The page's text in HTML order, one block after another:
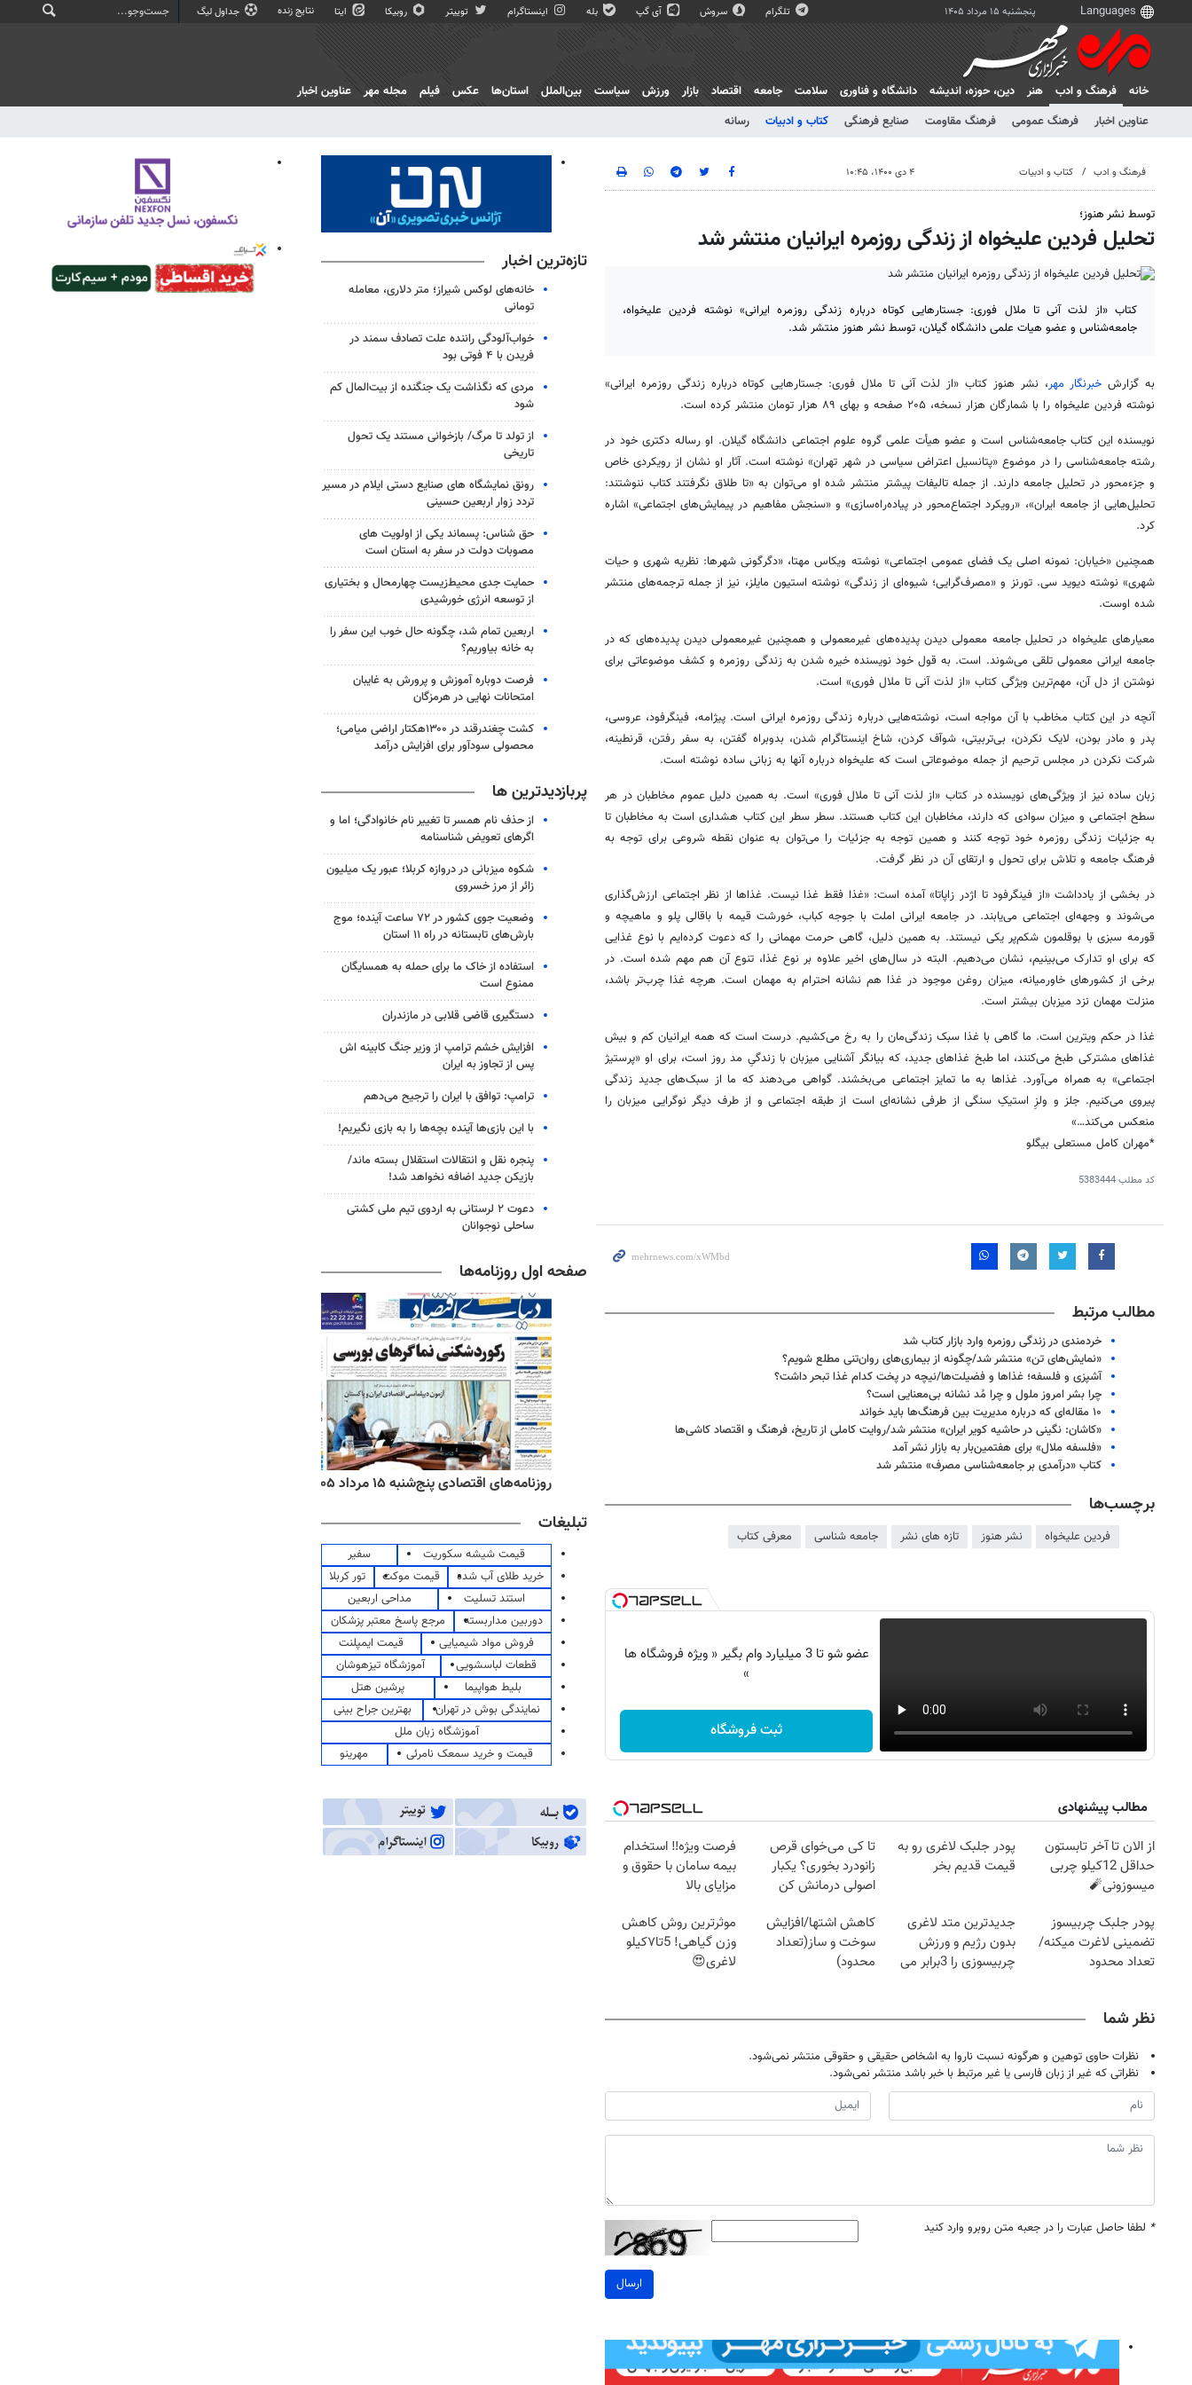
پنجشنبه ۱۵ مرداد ۱۴۰۵ تلگرام سروش آی گپ بله اینستاگرام توییتر روبیکا ایتا نتایج زنده جداول لیگ
خانه
فرهنگ و ادب
عناوین اخبار
فرهنگ عمومی فرهنگ مقاومت صنایع فرهنگی کتاب و ادبیات رسانه
هنر دين، حوزه، انديشه دانشگاه و فناوری سلامت جامعه اقتصاد بازار ورزش سیاست بین‌الملل استان‌ها عکس فیلم مجله مهر عناوین اخبار
فرهنگ و ادب کتاب و ادبیات ۴ دی ۱۴۰۰، ۱۰:۴۵
توسط نشر هنوز؛
تحلیل فردین علیخواه از زندگی روزمره ایرانیان منتشر شد
کتاب «از لذت آنی تا ملال فوری: جستارهایی کوتاه درباره زندگی روزمره ایرانی» نوشته فردین علیخواه،
جامعه‌شناس و عضو هیات علمی دانشگاه گیلان، توسط نشر هنوز منتشر شد.
به گزارشخبرنگار مهر، نشر هنوز کتاب «از لذت آنی تا ملال فوری: جستارهایی کوتاه درباره زندگی روزمره ایرانی»
نوشته فردین علیخواه را با شمارگان هزار نسخه، ۲۰۵ صفحه و بهای ۸۹ هزار تومان منتشر کرده است.
نویسنده این کتاب جامعه‌شناس است و عضو هیأت علمی گروه علوم اجتماعی دانشگاه گیلان. او رساله دکتری خود در
رشته جامعه‌شناسی را در موضوع «پتانسیل اعتراض سیاسی در شهر تهران» نوشته است. آثار او نشان از رویکردی خاص
و جزءمحوردر تحلیل جامعه دارند. از جمله تالیفاتپیشتر منتشر شده او می‌توان به «تا طلاق نگرفتند کتاب ننوشتند:
تحلیل‌هایی از جامعه ایران»، «رویکرد اجتماع‌محور در پیاده‌راه‌سازی» و «سنجش مفاهیم در پیمایش‌های اجتماعی» اشاره
کرد.
همچنین «خیابان: نمونه اصلی یک فضای عمومی اجتماعی» نوشته ویکاس مهتا، «دگرگونی شهرها: نظریه شهری و حیات
شهری» نوشته دیوید سی.تورنز و «مصرف‌گرایی؛ شیوه‌ای از زندگی» نوشته استیون مایلز، نیز از جمله ترجمه‌های منتشر
شده اوست.
معیارهای علیخواه در تحلیل جامعه معمولی دیدن پدیده‌های غیرمعمولی و همچنین غیرمعمولی دیدن پدیده‌های که در
جامعه ایرانی معمولی تلقی می‌شوند. است. به قول خود نویسنده خیره شدن به زندگی روزمره و کشف موضوعاتی برای
نوشتن از دل آن، مهم‌ترین ویژگی کتاب «از لذت آنی تا ملال فوری» است.
آنچه در این کتاب مخاطب با آن مواجه است، نوشته‌هایی درباره زندگی روزمره ایرانی است. پیژامه، فینگرفود، عروسی،
پدر و مادر بودن، لایک نکردن، بی‌تربیتی، شوآفکردن، شاخ اینستاگرام شدن، بدوبراه گفتن، به سفر رفتن، قرنطینه،
شرکت نکردن در مجلس ترحیم از جمله موضوعاتی است که علیخواه درباره آنها به زبانی ساده نوشته است.
زبان ساده نیز از ویژگی‌های نویسنده در کتاب «از لذت آنی تا ملال فوری» است. به همین دلیل عموم مخاطبان در هر
سطح اجتماعی و میزان سوادی که دارند، مخاطبان این کتاب هستند. سطر سطر این کتاب هشداری است به مخاطبان تا
بهجزئیات زندگی روزمره خود توجه کنند و همین توجه بهجزئیات را می‌توان به عنوان نقطه شروعی برای توجه به
فرهنگ جامعه و تلاش برای تحول و ارتقای آن در نظر گرفت.
در بخشی از یادداشت «از فینگرفودتا اژدر زاپاتا» آمده است: «غذا فقط غذا نیست. غذاها از نظر اجتماعی ارزش‌گذاری
می‌شوند و وجهه‌ای اجتماعی می‌یابند. در جامعه ایرانی املت با جوجه کباب، خورشت قیمه با باقالی پلو و ماهیچه و
قورمه سبزی با بوقلمون شکم‌پر یکی نیستند. به همین دلیل، گاهی حرمت مهمانی را که دعوت کرده‌ایم با نوع غذایی
که برای او تدارک می‌بینیم، نشان می‌دهیم. البته در سال‌های اخیر علاوه بر نوع غذا، تنوع آن هم مهم شده است. در
برخی از کشورهای خاورمیانه، میزان روغن موجود در غذا هم نشانه احترام به مهمان است. هرچه غذا چرب‌تر باشد،
منزلت مهمان نزد میزبان بیشتر است.
غذا در حکم ویترین است. ما گاهی با غذا سبک زندگی‌مان را به رخ می‌کشیم. درست است که همه ایرانیان کم و بیش
غذاهای مشترکی طبخ می‌کنند، اما طبخ غذاهای جدید، که بیانگر آشنایی میزبان با زندگیِ مد روز است، برای او «پرستیژ
اجتماعی» به همراه می‌آورد. غذاها به ما تمایز اجتماعی می‌بخشند. گواهی می‌دهند که ما از سبک‌های جدید زندگی
پیروی می‌کنیم. جلزو ولزِ استیکِ سنگی از طرفی نشانه‌ای است از طبقه اجتماعی و از طرف دیگر نوگرایی میزبان را
منعکس می‌کند…»
‌*مهران کامل مستعلی بیگلو
کد مطلب5383444
مطالب مرتبط
خردمندی در زندگی روزمره وارد بازار کتاب شد
«نمایش‌های تن» منتشر شد/چگونه از بیماری‌های روان‌تنی مطلع شویم؟
آشپزی و فلسفه؛ غذاها و فضیلت‌ها/نیچه در پخت کدام غذا تبحر داشت؟
چرا بشر امروز ملول و چرا مُد نشانه بی‌معنایی است؟
۱۰ مقاله‌ای که درباره مدیریت بین فرهنگ‌ها باید خواند
«کاشان: نگینی در حاشیه کویر ایران» منتشر شد/روایت کاملی از تاریخ، فرهنگ و اقتصاد کاشی‌ها
«فلسفه ملال» برای هفتمین‌بار به بازار نشر آمد
کتاب «درآمدی بر جامعه‌شناسی مصرف» منتشر شد
برچسب‌ها
فردین علیخواه نشر هنوز تازه های نشر جامعه شناسی معرفی کتاب
عضو شو تا 3 میلیارد وام بگیر « ویژه فروشگاه ها
»
ثبت فروشگاه
مطالب پیشنهادی
از الان تا آخر تابستون
حداقل 12کیلو چربی
میسوزونی🧨
پودر جلبک لاغری رو به
قیمت قدیم بخر
تا کی می‌خوای قرص
زانودرد بخوری؟ یکبار
اصولی درمانش کن
فرصت ویژه‼️ استخدام
بیمه سامان با حقوق و
مزایای بالا
پودر جلبک چربیسوز
تضمینی لاغرت میکنه/
تعداد محدود
جدیدترین متد لاغری
بدون رژیم و ورزش
چربیسوزی را 3برابر می
کاهش اشتها/افزایش
سوخت و ساز(تعداد
محدود)
موثرترین روش کاهش
وزن گیاهی! 5تا۷کیلو
لاغری😍
نظر شما
نظرات حاوی توهین و هرگونه نسبت ناروا به اشخاص حقیقی و حقوقی منتشر نمی‌شود.
نظراتی که غیر از زبان فارسی یا غیر مرتبط با خبر باشد منتشر نمی‌شود.
* لطفا حاصل عبارت را در جعبه متن روبرو وارد کنید
ارسال
تازه‌ترین اخبار
خانه‌های لوکس شیراز؛ متر دلاری، معامله
تومانی
خواب‌آلودگی راننده علت تصادف سمند در
فریدن با ۴ فوتی بود
مردی که نگذاشت یک جنگنده از بیت‌المال کم
شود
از تولد تا مرگ/ بازخوانی مستند یک تحول
تاریخی
رونق نمایشگاه های صنایع دستی ایلام در مسیر
تردد زوار اربعین حسینی
حق شناس: پسماند یکی از اولویت های
مصوبات دولت در سفر به استان است
حمایت جدی محیط‌زیست چهارمحال و بختیاری
از توسعه انرژی خورشیدی
اربعین تمام شد، چگونه حال خوب این سفر را
به خانه بیاوریم؟
فرصت دوباره آموزش و پرورش به غایبان
امتحانات نهایی در هرمزگان
کشت چغندرقند در ۱۳۰۰هکتار اراضی میامی؛
محصولی سودآور برای افزایش درآمد
پربازدیدترین ها
از حذف نام همسر تا تغییر نام خانوادگی؛ اما و
اگرهای تعویض شناسنامه
شکوه میزبانی در دروازه کربلا؛ عبور یک میلیون
زائر از مرز خسروی
وضعیت جوی کشور در ۷۲ ساعت آینده؛ موج
بارش‌های تابستانه در راه ۱۱ استان
استفاده از خاک ما برای حمله به همسایگان
ممنوع است
دستگیری قاضی قلابی در مازندران
افزایش خشم ترامپ از وزیر جنگ کابینه اش
پس از تجاوز به ایران
ترامپ: توافق با ایران را ترجیح می‌دهم
با این بازی‌ها آینده بچه‌ها را به بازی نگیریم!
پنجره‌ نقل و انتقالات استقلال بسته ماند/
بازیکن جدید اضافه نخواهد شد!
دعوت ۲ لرستانی به اردوی تیم ملی کشتی
ساحلی نوجوانان
صفحه اول روزنامه‌ها
روزنامه‌های اقتصادی پنج‌شنبه ۱۵ مرداد ۱۴۰۵
تبلیغات
قیمت شیشه سکوریت
سفیر
خرید طلای آب شده
قیمت موکت
تور کربلا
استند تسلیت
مداحی اربعین
دوربین مداربسته
مرجع پاسخ معتبر پزشکان
فروش مواد شیمیایی
قیمت ایمپلنت
قطعات لباسشویی
آموزشگاه تیزهوشان
بلیط هواپیما
پرشین هتل
نمایندگی بوش در تهران
بهترین جراح بینی
آموزشگاه زبان ملل
قیمت و خرید سمعک نامرئی
مهرینو